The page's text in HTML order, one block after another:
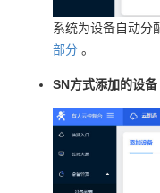
系统为设备自动分
部分 。
SN方式添加的设备